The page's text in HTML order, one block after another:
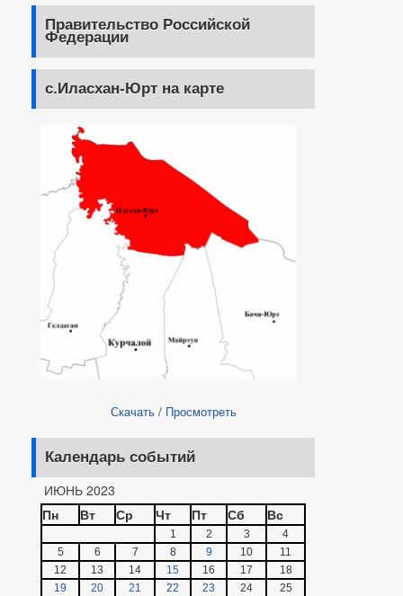
Правительство Российской
Федерации
с.Иласхан-Юрт на карте
Скачать/ Просмотреть
Календарь событий
ИЮНЬ 2023
Пн
Вт Ср Чт Пт Сб Вс
1 2 3
4
5
6 7 8 9 10
11
12
13 14 15 16 17
18
19
20 21 22 23 24 25